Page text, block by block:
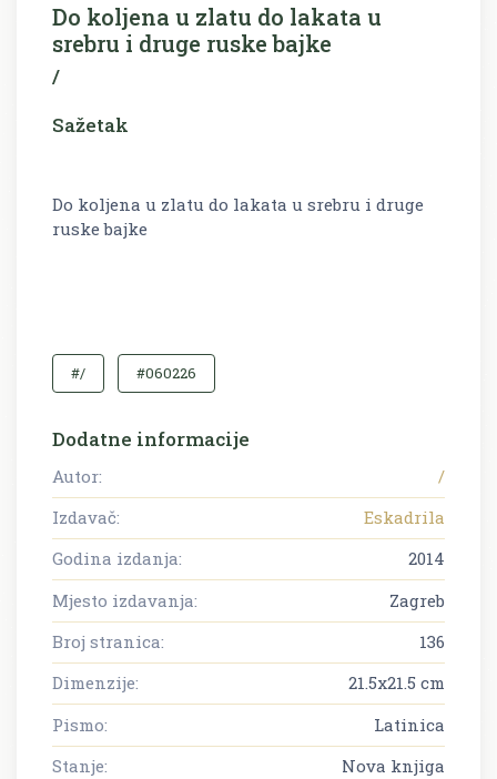
Do koljena u zlatu do lakata u
srebru i druge ruske bajke
/
Sažetak
Do koljena u zlatu do lakata u srebru i druge
ruske bajke
#/ #060226
Dodatne informacije
Autor:
/
Izdavač:
Eskadrila
Godina izdanja:
2014
Mjesto izdavanja:
Zagreb
Broj stranica:
136
Dimenzije:
21.5x21.5 cm
Pismo:
Latinica
Stanje:
Nova knjiga